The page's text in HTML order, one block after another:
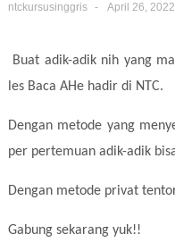
ntckursusinggris April 26, 2022
Buat adik-adik nih yang
les Baca AHe hadir di NTC.
Dengan metode yang
per pertemuan adik-adik
Dengan metode privat
Gabung sekarang yuk!!